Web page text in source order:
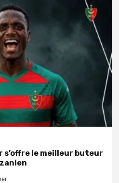
s’offre le meilleur buteur